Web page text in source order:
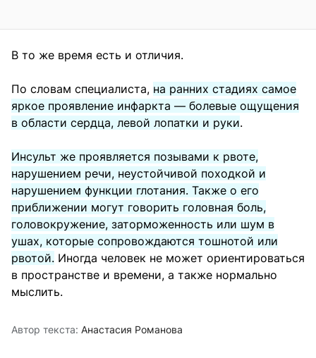
В то же время есть и отличия.
По словам специалиста, на ранних стадиях самое
яркое проявление инфаркта — болевые ощущения
в области сердца, левой лопатки и руки.
Инсульт же проявляется позывами к рвоте,
нарушением речи, неустойчивой походкой и
нарушением функции глотания. Также о его
приближении могут говорить головная боль,
головокружение, заторможенность или шум в
ушах, которые сопровождаются тошнотой или
рвотой. Иногда человек не может ориентироваться
в пространстве и времени, а также нормально
мыслить.
Автор текста: Анастасия Романова